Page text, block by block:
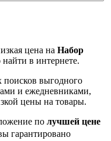
цена на Набор
в интернете.
поисков выгодного
и ежедневниками,
цены на товары.
по лучшей цене
гарантировано